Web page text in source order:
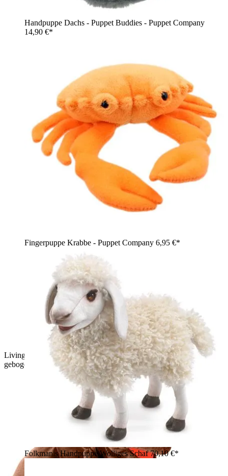
Living Puppets Handpuppe Anton Ameise in Krabbelpose mit
gebogenen Fühlern
Handpuppe Dachs - Puppet Buddies - Puppet Company
14,90 €*
Fingerpuppe Krabbe - Puppet Company 6,95 €*
Folkmanis Handpuppe Wolliges Schaf70,10 €*